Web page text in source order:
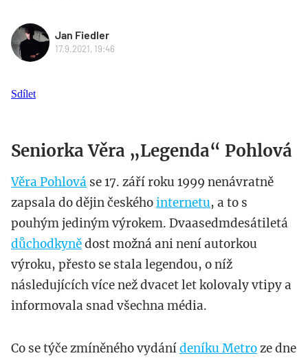
Jan Fiedler
17.9.2021, 19:46
Sdílet
Seniorka Věra „Legenda“ Pohlová
Věra Pohlová se 17. září roku 1999 nenávratně
zapsala do dějin českéhointernetu, a to s
pouhým jediným výrokem. Dvaasedmdesátiletá
důchodkynědost možná ani není autorkou
výroku, přesto se stala legendou, o níž
následujících více než dvacet let kolovaly vtipy a
informovala snad všechna média.
Co se týče zmíněného vydánídeníku Metroze dne